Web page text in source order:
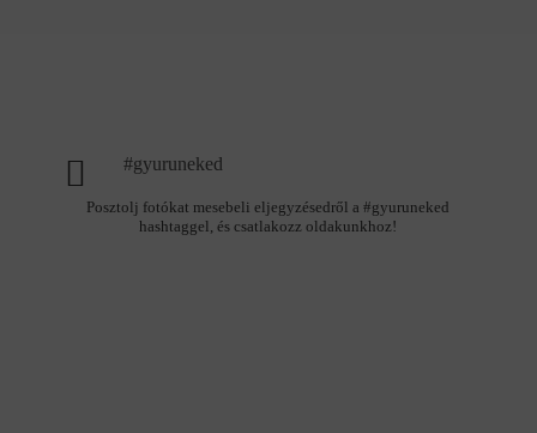
#gyuruneked
Posztolj fotókat mesebeli eljegyzésedről a #gyuruneked
hashtaggel, és csatlakozz oldakunkhoz!